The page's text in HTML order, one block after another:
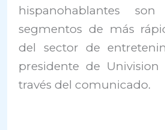
hispanohablantes
segmentos de más
del sector de
presidente de Univision
través del comunicado.